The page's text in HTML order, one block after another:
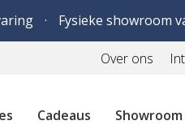
Fysieke showroom
Over ons
Cadeaus Showroom